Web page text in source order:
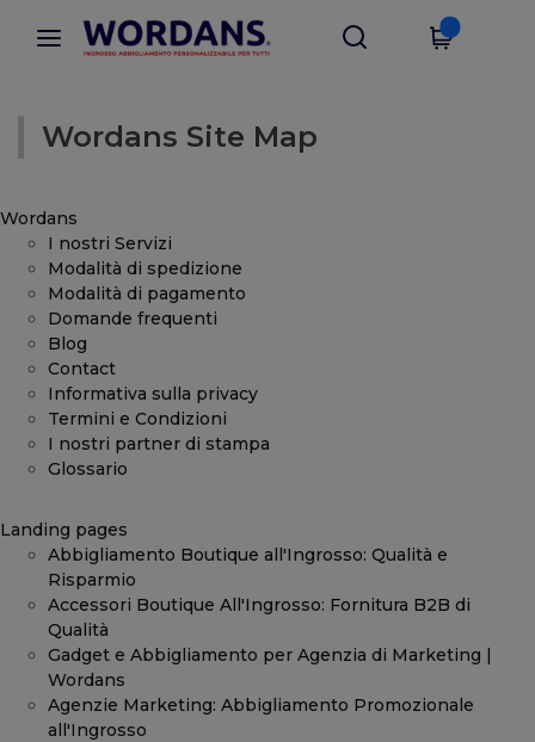
Wordans Site Map
Wordans
I nostri Servizi
Modalità di spedizione
Modalità di pagamento
Domande frequenti
Blog
Contact
Informativa sulla privacy
Termini e Condizioni
I nostri partner di stampa
Glossario
Landing pages
Abbigliamento Boutique all'Ingrosso: Qualità e
Risparmio
Accessori Boutique All'Ingrosso: Fornitura B2B di
Qualità
Gadget e Abbigliamento per Agenzia di Marketing |
Wordans
Agenzie Marketing: Abbigliamento Promozionale
all'Ingrosso